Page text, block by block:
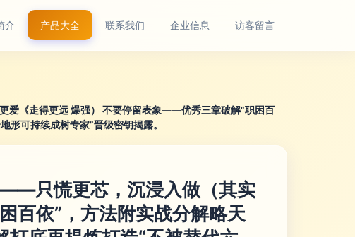
介 产品大全 联系我们 企业信息 访客留言
爱《走得更远 爆强） 不要停留表象——优秀三章破解“职困百
可持续成树专家”晋级密钥揭露。
——只慌更芯，沉浸入做（其实
百依”，方法附实战分解略天